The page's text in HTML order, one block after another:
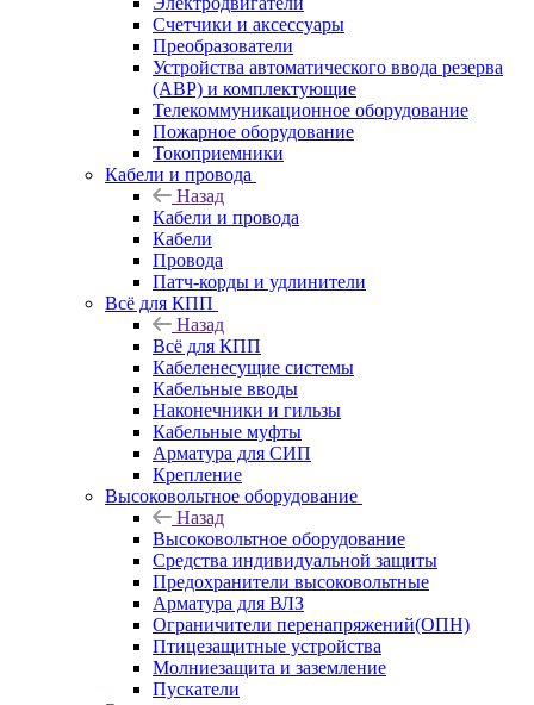
Счетчики и аксессуары
Преобразователи
Устройства автоматического ввода резерва
(АВР) и комплектующие
Телекоммуникационное оборудование
Пожарное оборудование
Токоприемники
Кабели и провода
Назад
Кабели и провода
Кабели
Провода
Патч-корды и удлинители
Всё для КПП
Назад
Всё для КПП
Кабеленесущие системы
Кабельные вводы
Наконечники и гильзы
Кабельные муфты
Арматура для СИП
Крепление
Высоковольтное оборудование
Назад
Высоковольтное оборудование
Средства индивидуальной защиты
Предохранители высоковольтные
Арматура для ВЛЗ
Ограничители перенапряжений(ОПН)
Птицезащитные устройства
Молниезащита и заземление
Пускатели